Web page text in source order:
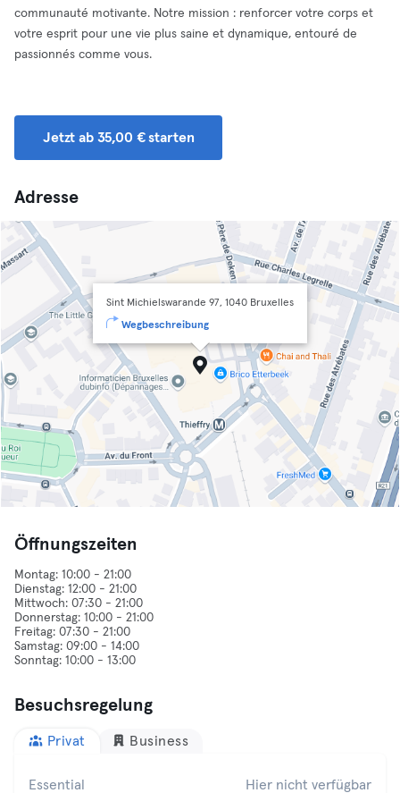
communauté motivante. Notre mission : renforcer votre corps et
votre esprit pour une vie plus saine et dynamique, entouré de
passionnés comme vous.
Jetzt ab 35,00 € starten
Adresse
Sint Michielswarande 97, 1040 Bruxelles
Wegbeschreibung
Öffnungszeiten
Montag: 10:00 - 21:00
Dienstag: 12:00 - 21:00
Mittwoch: 07:30 - 21:00
Donnerstag: 10:00 - 21:00
Freitag: 07:30 - 21:00
Samstag: 09:00 - 14:00
Besuchsregelung
Privat Business
Essential Hier nicht verfügbar